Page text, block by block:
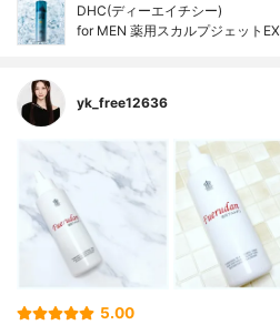
DHC(ディーエイチシー)
for MEN 薬用スカルプジェットEX
yk_free12636
5.00